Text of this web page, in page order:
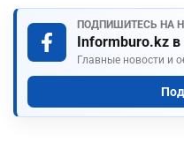
ПОДПИШИТЕСЬ НА
Informburo.kz в
Главные новости и